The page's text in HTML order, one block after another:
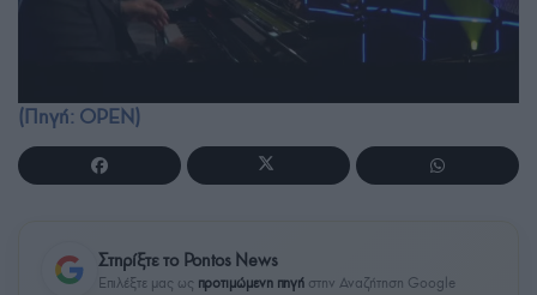
(Πηγή: OPEN)
Στηρίξτε το Pontos News
Επιλέξτε μας ως προτιμώμενη πηγή στην Αναζήτηση Google